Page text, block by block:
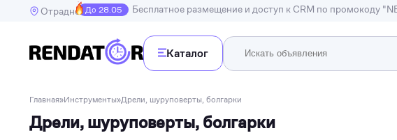
Отрадное До 28.05 Бесплатное размещение и доступ к CRM по промокоду
Каталог
Недвижимость
Транспорт
Квартиры и студии
Главная»Инструменты»Дрели, шуруповерты, болгарки
Дрели, шуруповерты, болгарки